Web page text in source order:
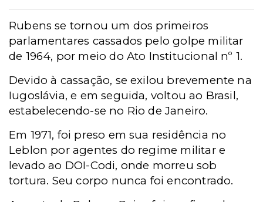
Rubens se tornou um dos primeiros
parlamentares cassados pelo golpe militar
de 1964, por meio do Ato Institucional nº 1.
Devido à cassação, se exilou brevemente na
Iugoslávia, e em seguida, voltou ao Brasil,
estabelecendo-se no Rio de Janeiro.
Em 1971, foi preso em sua residência no
Leblon por agentes do regime militar e
levado ao DOI-Codi, onde morreu sob
tortura. Seu corpo nunca foi encontrado.